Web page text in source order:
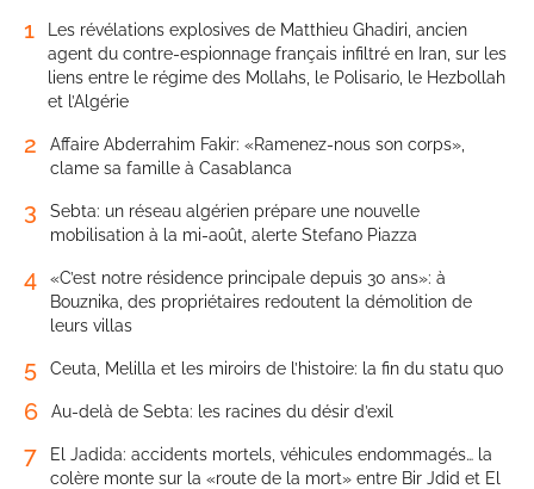
1
Les révélations explosives de Matthieu Ghadiri, ancien
agent du contre-espionnage français infiltré en Iran, sur les
liens entre le régime des Mollahs, le Polisario, le Hezbollah
et l’Algérie
2
Affaire Abderrahim Fakir: «Ramenez-nous son corps»,
clame sa famille à Casablanca
3
Sebta: un réseau algérien prépare une nouvelle
mobilisation à la mi-août, alerte Stefano Piazza
4
«C’est notre résidence principale depuis 30 ans»: à
Bouznika, des propriétaires redoutent la démolition de
leurs villas
5 Ceuta, Melilla et les miroirs de l’histoire: la fin du statu quo
6 Au-delà de Sebta: les racines du désir d’exil
7
El Jadida: accidents mortels, véhicules endommagés… la
colère monte sur la «route de la mort» entre Bir Jdid et El